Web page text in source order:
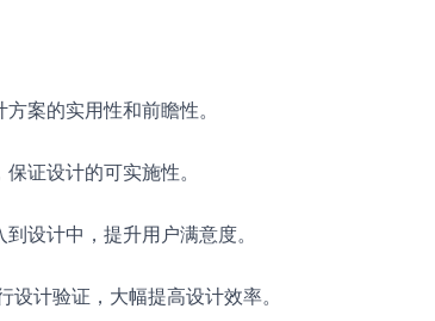
方案的实用性和前瞻性。
保证设计的可实施性。
到设计中，提升用户满意度。
计验证，大幅提高设计效率。